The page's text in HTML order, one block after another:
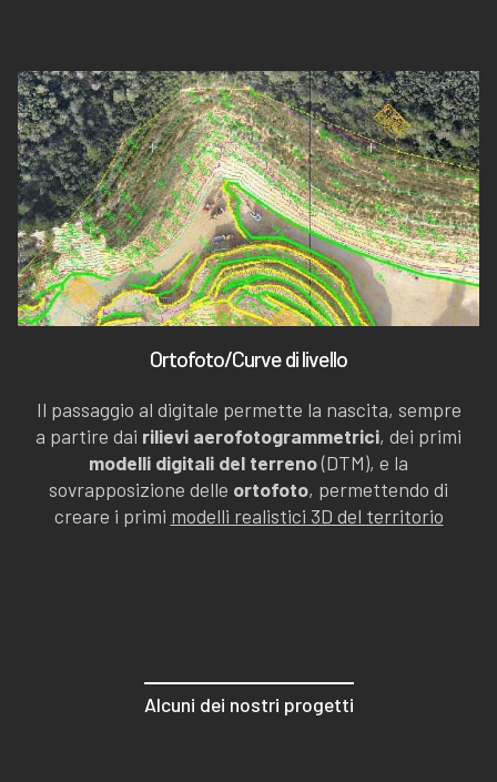
Ortofoto/Curve di livello
Il passaggio al digitale permette la nascita, sempre
a partire dai rilievi aerofotogrammetrici, dei primi
modelli digitali del terreno(DTM), e la
sovrapposizione delle ortofoto, permettendo di
creare i primi modelli realistici 3D del territorio
Alcuni dei nostri progetti